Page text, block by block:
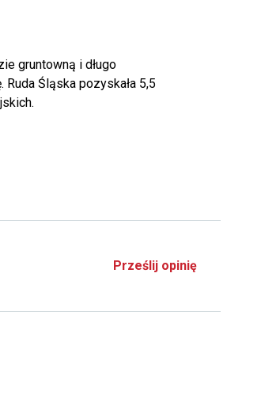
gruntowną i długo
Śląska pozyskała 5,5
Prześlij opinię